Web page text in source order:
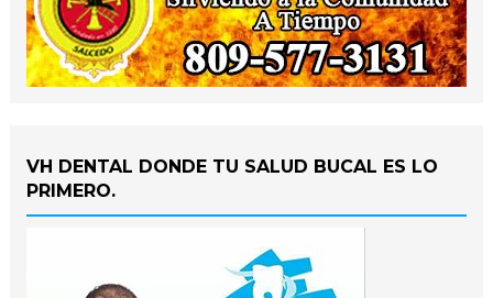
VH DENTAL DONDE TU SALUD BUCAL ES LO
PRIMERO.